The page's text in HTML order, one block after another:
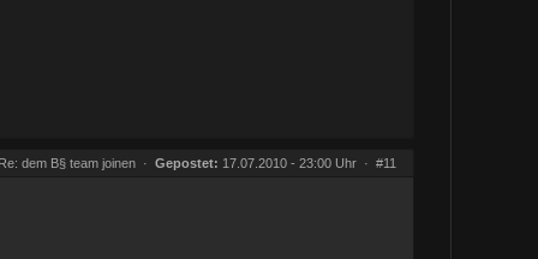
Re: dem B§ team joinen · Gepostet: 17.07.2010 - 23:00 Uhr · #11